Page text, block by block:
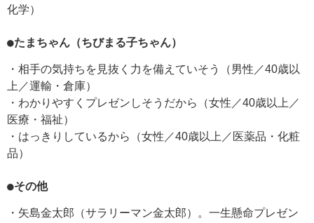
化学）
●たまちゃん（ちびまる子ちゃん）
・相手の気持ちを見抜く力を備えていそう（男性／40歳以
上／運輸・倉庫）
・わかりやすくプレゼンしそうだから（女性／40歳以上／
医療・福祉）
・はっきりしているから（女性／40歳以上／医薬品・化粧
品）
●その他
・矢島金太郎（サラリーマン金太郎）。一生懸命プレゼン